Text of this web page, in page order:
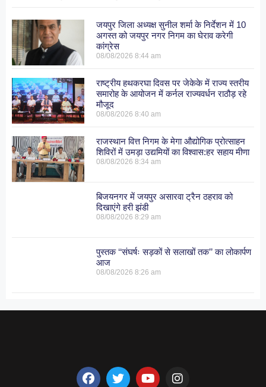
जयपुर जिला अध्यक्ष सुनील शर्मा के निर्देशन में 10
अगस्त को जयपुर नगर निगम का घेराव करेगी
कांग्रेस
08/08/20268:44 am
राष्ट्रीय हथकरघा दिवस पर जेकेके में राज्य स्तरीय
समारोह के आयोजन में कर्नल राज्यवर्धन राठौड़ रहे
मौजूद
08/08/20268:40 am
राजस्थान वित्त निगम के मेगा औद्योगिक प्रोत्साहन
शिविरों में उमड़ा उद्यमियों का विश्वास:हर सहाय मीणा
08/08/20268:34 am
बिजयनगर में जयपुर असारवा ट्रैन ठहराव को
दिखाएंगे हरी झंडी
08/08/20268:29 am
पुस्तक ‘‘संघर्षः सड़कों से सलाखों तक’’ का लोकार्पण
आज
08/08/20268:26 am